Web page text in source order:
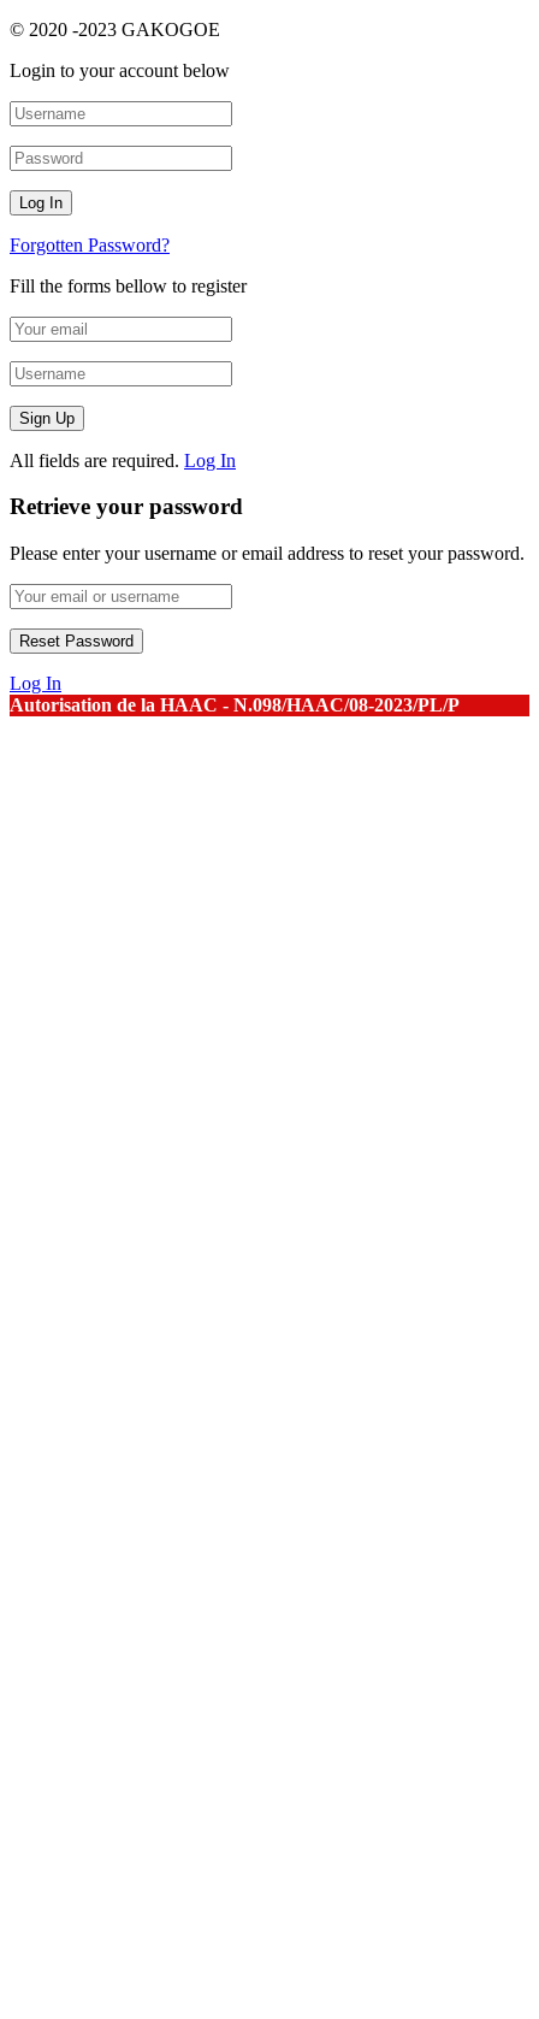
© 2020 -2023 GAKOGOE
Login to your account below
Forgotten Password?
Fill the forms bellow to register
All fields are required. Log In
Retrieve your password
Please enter your username or email address to reset your password.
Log In
Autorisation de la HAAC - N.098/HAAC/08-2023/PL/P